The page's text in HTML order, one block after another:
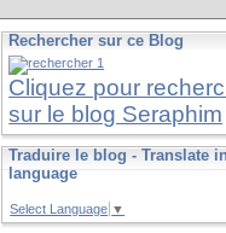
Rechercher sur ce Blog
Cliquez pour
sur le blog Seraphim
Traduire le blog - Translate
language
Select Language ▼